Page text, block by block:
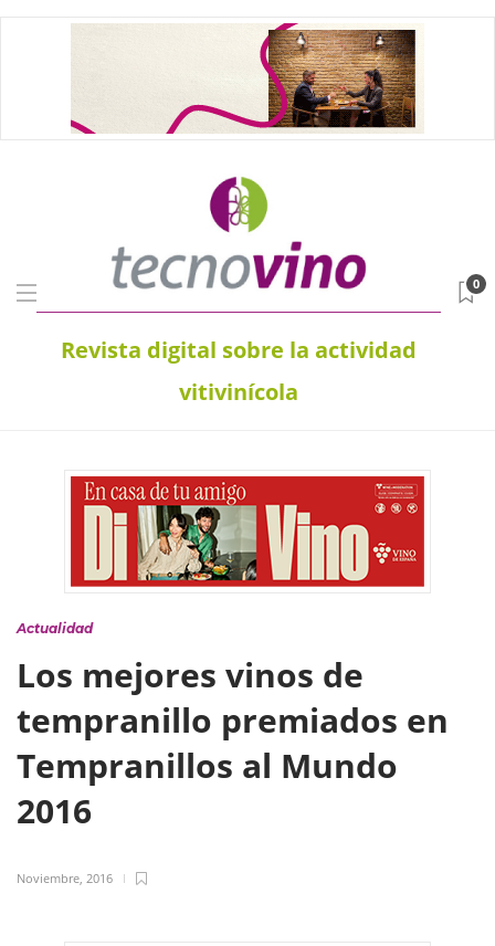
Revista digital sobre la actividad
vitivinícola
0
Actualidad
Los mejores vinos de
tempranillo premiados en
Tempranillos al Mundo
2016
Noviembre, 2016